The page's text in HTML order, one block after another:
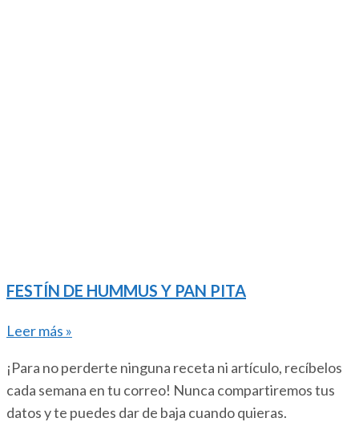
FESTÍN DE HUMMUS Y PAN PITA
Leer más »
¡Para no perderte ninguna receta ni artículo, recíbelos
cada semana en tu correo! Nunca compartiremos tus
datos y te puedes dar de baja cuando quieras.